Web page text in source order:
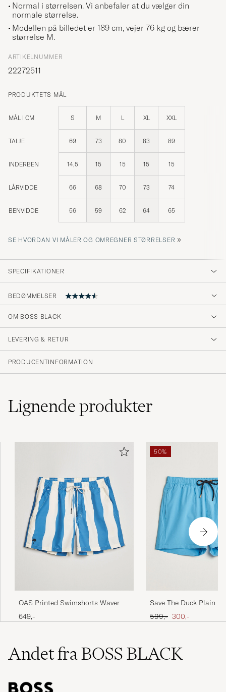
Normal i størrelsen. Vi anbefaler at du vælger din
normale størrelse.
Modellen på billedet er 189 cm, vejer 76 kg og bærer
størrelse M.
ARTIKELNUMMER
22272511
PRODUKTETS MÅL
MÅL I CM S M L XL XXL
TALJE 69 73 80 83 89
INDERBEN 14,5 15 15 15 15
LÅRVIDDE 66 68 70 73 74
BENVIDDE 56 59 62 64 65
SE HVORDAN VI MÅLER OG OMREGNER STØRRELSER »
SPECIFIKATIONER
BEDØMMELSER
God kvalitet og rask levering👍
DILBER A KØBTE PÅ CAREOFCARL.NO
KØBTE PÅ CAREOFCARL.SE
OM BOSS BLACK
LEVERING & RETUR
PRODUCENTINFORMATION
Lignendeprodukter
OAS Printed Swimshorts Waver
649,-
50%
Save The Duck Plain
Swimshorts Fluo Blue
Ordinary pris
599,- Nedsat pris
300,-
Andet fra BOSS BLACK